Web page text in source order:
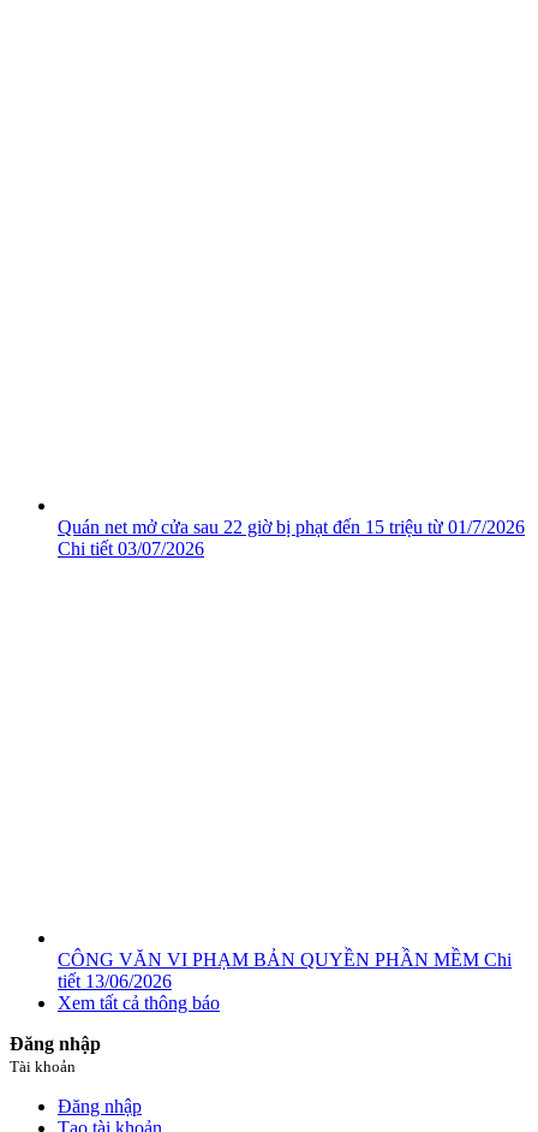
Quán net mở cửa sau 22 giờ bị phạt đến 15 triệu từ 01/7/2026
Chi tiết 03/07/2026
CÔNG VĂN VI PHẠM BẢN QUYỀN PHẦN MỀM Chi
tiết 13/06/2026
Xem tất cả thông báo
Đăng nhập
Tài khoản
Đăng nhập
Tạo tài khoản